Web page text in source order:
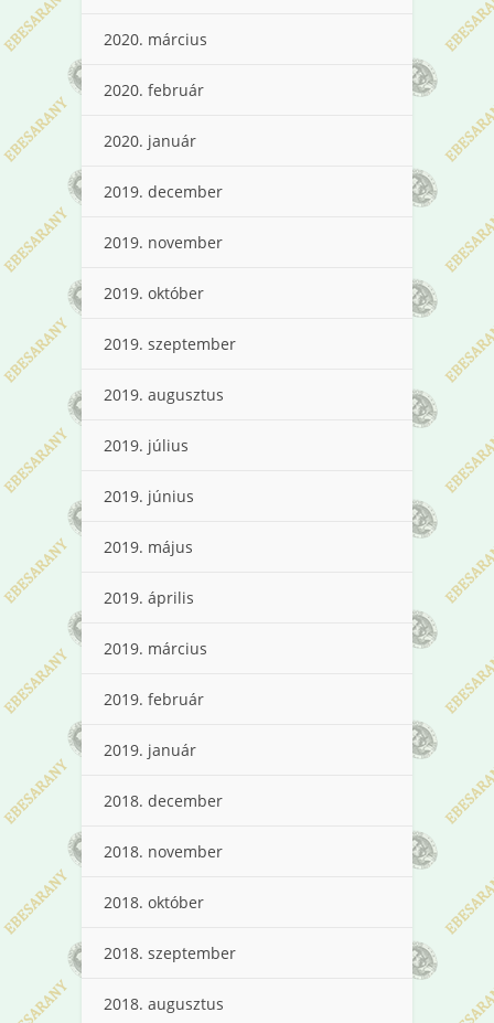
2020. március
2020. február
2020. január
2019. december
2019. november
2019. október
2019. szeptember
2019. augusztus
2019. július
2019. június
2019. május
2019. április
2019. március
2019. február
2019. január
2018. december
2018. november
2018. október
2018. szeptember
2018. augusztus